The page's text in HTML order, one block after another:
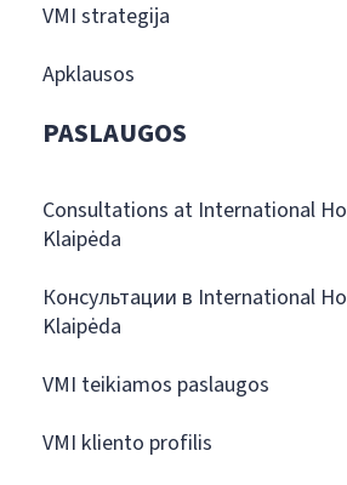
VMI strategija
Apklausos
PASLAUGOS
Consultations at International
Klaipėda
Консультации в International
Klaipėda
VMI teikiamos paslaugos
VMI kliento profilis